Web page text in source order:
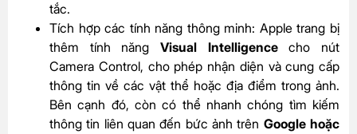
tắc.
Tích hợp các tính năng thông minh: Apple trang bị
thêm tính năng Visual Intelligencecho nút
Camera Control, cho phép nhận diện và cung cấp
thông tin về các vật thể hoặc địa điểm trong ảnh.
Bên cạnh đó, còn có thể nhanh chóng tìm kiếm
thông tin liên quan đến bức ảnh trên Google hoặc